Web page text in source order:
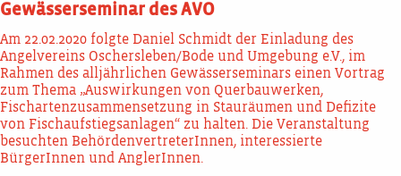
Gewässerseminar des AVO
Am 22.02.2020 folgte Daniel Schmidt der Einladung des
Angelvereins Oschersleben/Bode und Umgebung e.V., im
Rahmen des alljährlichen Gewässerseminars einen Vortrag
zum Thema „Auswirkungen von Querbauwerken,
Fischartenzusammensetzung in Stauräumen und Defizite
von Fischaufstiegsanlagen“ zu halten. Die Veranstaltung
besuchten BehördenvertreterInnen, interessierte
BürgerInnen und AnglerInnen.